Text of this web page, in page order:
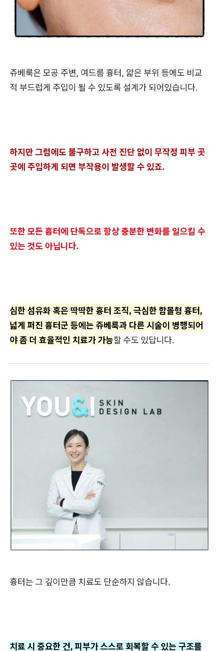
쥬베룩은 모공 주변, 여드름 흉터, 얇은 부위 등에도 비교
적 부드럽게 주입이 될 수 있도록 설계가 되어있습니다.
하지만 그럼에도 불구하고 사전 진단 없이 무작정 피부 곳
곳에 주입하게 되면 부작용이 발생할 수 있죠.
또한 모든 흉터에 단독으로 항상 충분한 변화를 일으킬 수
있는 것도 아닙니다.
심한 섬유화 혹은 딱딱한 흉터 조직, 극심한 함몰형 흉터,
넓게 퍼진 흉터군 등에는 쥬베룩과 다른 시술이 병행되어
야 좀 더 효율적인 치료가 가능할 수도 있답니다.
흉터는 그 깊이만큼 치료도 단순하지 않습니다.
치료 시 중요한 건, 피부가 스스로 회복할 수 있는 구조를